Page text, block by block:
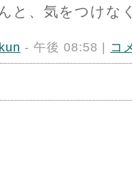
と、気をつけな
kun - 午後 08:58 | コ